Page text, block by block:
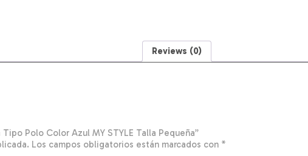
Reviews (0)
Polo Color Azul MY STYLE Talla Pequeña”
Los campos obligatorios están marcados con *